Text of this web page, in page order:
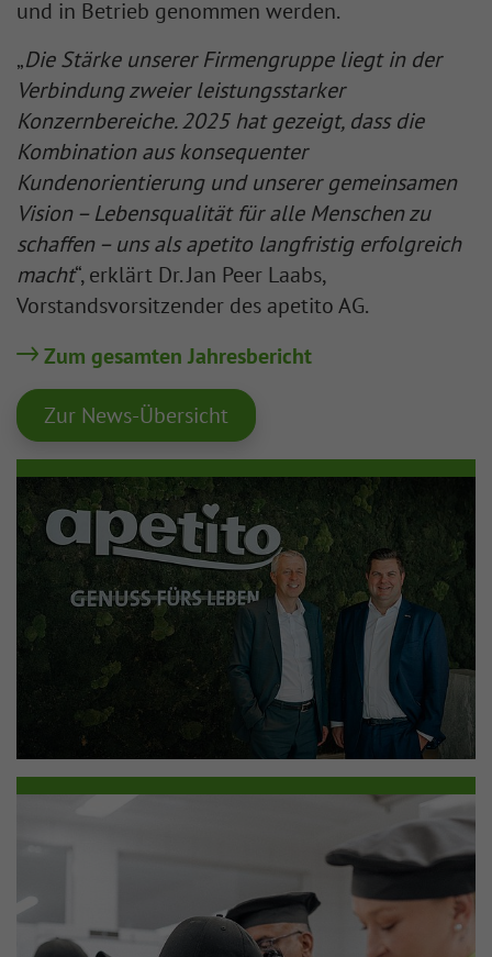
und in Betrieb genommen werden.
„Die Stärke unserer Firmengruppe liegt in der
Verbindung zweier leistungsstarker
Konzernbereiche. 2025 hat gezeigt, dass die
Kombination aus konsequenter
Kundenorientierung und unserer gemeinsamen
Vision – Lebensqualität für alle Menschen zu
schaffen – uns als apetito langfristig erfolgreich
macht“, erklärt Dr. Jan Peer Laabs,
Vorstandsvorsitzender des apetito AG.
Zum gesamten Jahresbericht
Zur News-Übersicht